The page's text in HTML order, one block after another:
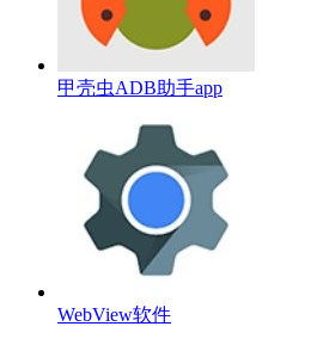
甲壳虫ADB助手app
WebView软件